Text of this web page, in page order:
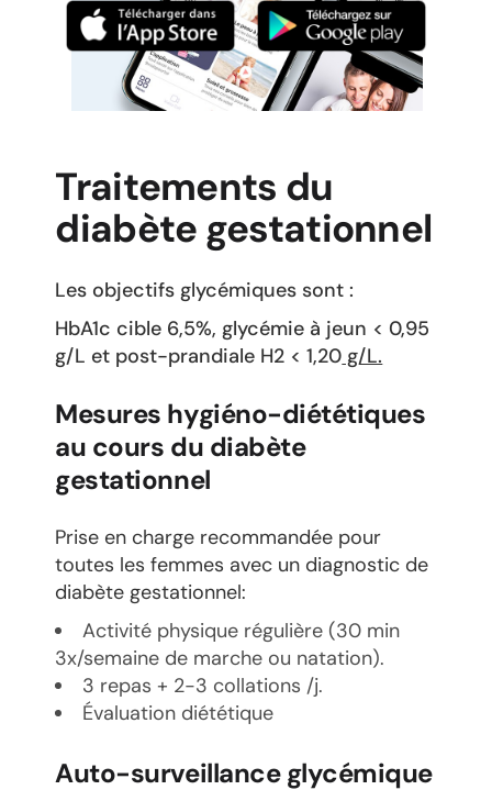
Traitements du
diabète gestationnel
Les objectifs glycémiques sont :
HbA1c cible 6,5%, glycémie à jeun < 0,95
g/L et post-prandiale H2 < 1,20 g/L.
Mesures hygiéno-diététiques
au cours du diabète
gestationnel
Prise en charge recommandée pour
toutes les femmes avec un diagnostic de
diabète gestationnel:
Activité physique régulière (30 min
3x/semaine de marche ou natation).
3 repas + 2-3 collations /j.
Évaluation diététique
Auto-surveillance glycémique